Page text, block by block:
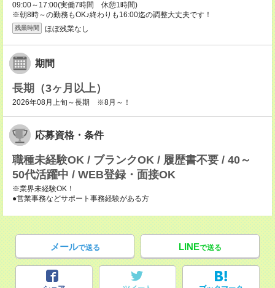
09:00～17:00(実働7時間 休憩1時間)
※朝8時～の勤務もOK♪終わりも16:00迄の調整大丈夫です！
残業時間 ほぼ残業なし
期間
長期（3ヶ月以上）
2026年08月上旬～長期 ※8月～！
応募資格・条件
職種未経験OK / ブランクOK / 履歴書不要 / 40～
50代活躍中 / WEB登録・面接OK
※業界未経験OK！
●営業事務などサポート事務経験がある方
メールで送る LINEで送る